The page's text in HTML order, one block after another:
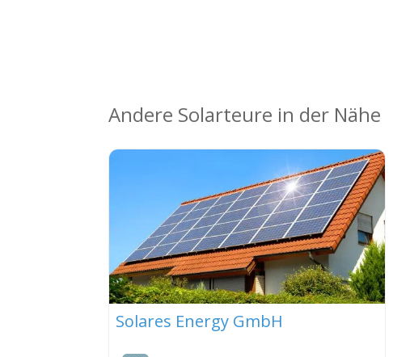
Andere Solarteure in der Nähe
Solares Energy GmbH